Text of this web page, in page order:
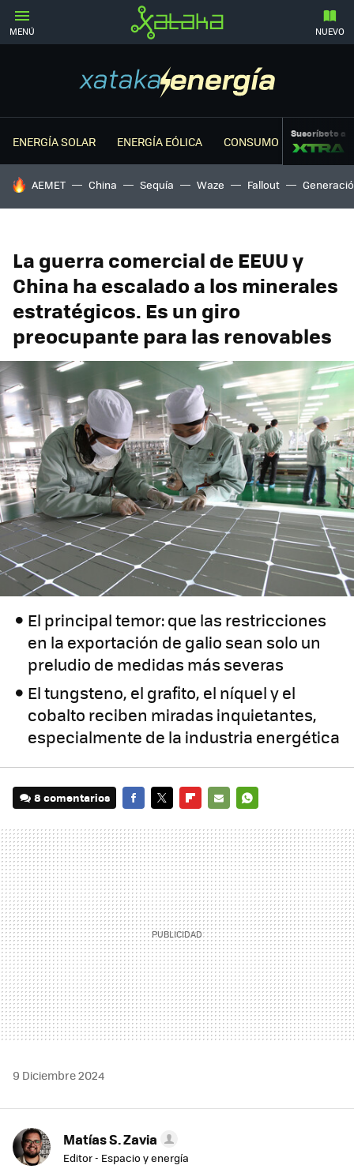
MENÚ NUEVO
ENERGÍA SOLAR ENERGÍA EÓLICA CONSUMO ENERGÉTICO
Suscríbete a
HOY SE HABLA DE
AEMET China Sequía Waze Fallout
La guerra comercial de EEUU y
China ha escalado a los minerales
estratégicos. Es un giro
preocupante para las renovables
El principal temor: que las restricciones
en la exportación de galio sean solo un
preludio de medidas más severas
El tungsteno, el grafito, el níquel y el
cobalto reciben miradas inquietantes,
especialmente de la industria energética
8 comentarios
MAIL
9 Diciembre 2024
Matías S. Zavia
Editor - Espacio y energía